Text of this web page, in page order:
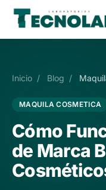
Inicio / Blog /
MAQUILA COSMETICA
Cómo
de Marca